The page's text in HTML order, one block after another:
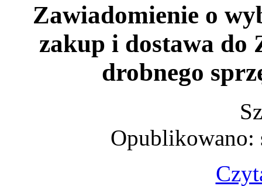
Zawiadomienie o
zakup i dostawa
drobnego
Opublikowano: